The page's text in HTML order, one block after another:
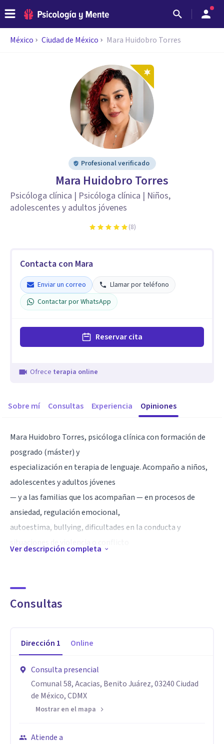
México Ciudad de México Mara Huidobro Torres
Profesional verificado
Mara Huidobro Torres
Psicóloga clínica | Psicóloga clínica | Niños,
adolescentes y adultos jóvenes
(8)
Contacta con Mara
Enviar un correo
Llamar por teléfono
Contactar por WhatsApp
Reservar cita
Ofrece terapia online
Sobre mí Consultas Experiencia Opiniones
Mara Huidobro Torres, psicóloga clínica con formación de
posgrado (máster) y
especialización en terapia de lenguaje. Acompaño a niños,
adolescentes y adultos jóvenes
— y a las familias que los acompañan — en procesos de
ansiedad, regulación emocional,
autoestima, bullying, dificultades en la conducta y
creativas como la arteterapia y el
juego, especialmente útiles en el trabajo con niños y
desarrollo de habilidades
orientada a resultados.
Atiendo de forma presencial y online. Si estás buscando
estoy aquí para acompañarte.
Ver descripción completa
Consultas
Dirección 1 Online
Consulta presencial
Comunal 58, Acacias, Benito Juárez, 03240 Ciudad
de México, CDMX
Mostrar en el mapa
Atiende a